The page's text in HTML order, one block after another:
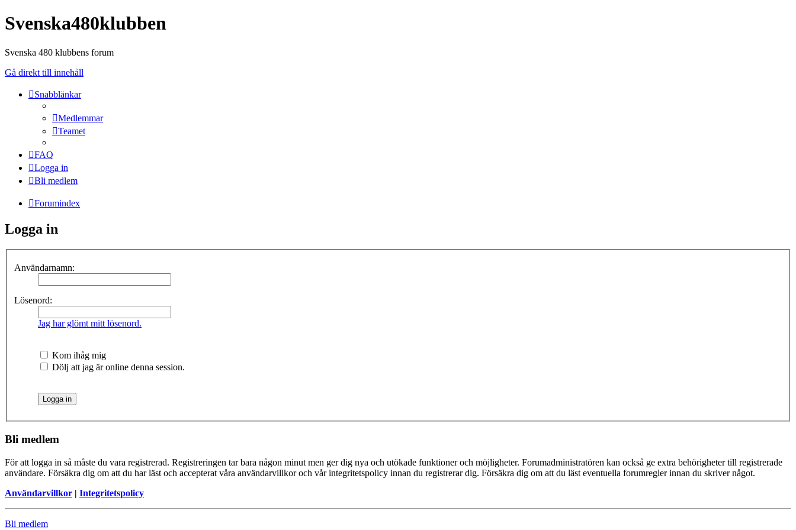
Svenska480klubben
Svenska 480 klubbens forum
Gå direkt till innehåll
Snabblänkar
Medlemmar
Teamet
FAQ
Logga in
Bli medlem
Forumindex
Logga in
Användarnamn:
Lösenord:
Jag har glömt mitt lösenord.
Kom ihåg mig
Dölj att jag är online denna session.
Bli medlem
För att logga in så måste du vara registrerad. Registreringen tar bara någon minut men ger dig nya och utökade funktioner och möjligheter. Forumadministratören kan också ge extra behörigheter till registrerade
användare. Försäkra dig om att du har läst och accepterat våra användarvillkor och vår integritetspolicy innan du registrerar dig. Försäkra dig om att du läst eventuella forumregler innan du skriver något.
Användarvillkor | Integritetspolicy
Bli medlem